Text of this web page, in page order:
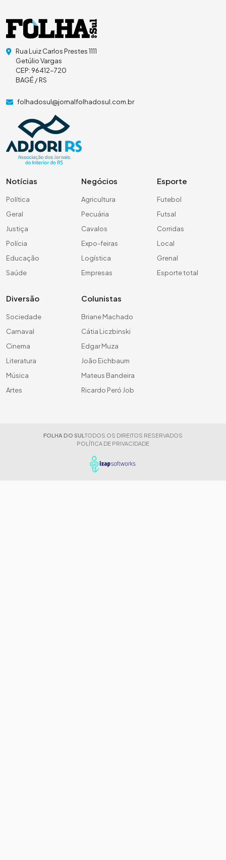
Rua Luiz Carlos Prestes 1111
Getúlio Vargas
CEP: 96412-720
BAGÉ / RS
folhadosul@jornalfolhadosul.com.br
Notícias
Política
Geral
Justiça
Polícia
Educação
Saúde
Negócios
Agricultura
Pecuária
Cavalos
Expo-feiras
Logística
Empresas
Esporte
Futebol
Futsal
Corridas
Local
Grenal
Esporte total
Diversão
Sociedade
Carnaval
Cinema
Literatura
Música
Artes
Colunistas
Briane Machado
Cátia Liczbinski
Edgar Muza
João Eichbaum
Mateus Bandeira
Ricardo Peró Job
FOLHA DO SUL TODOS OS DIREITOS RESERVADOS
POLÍTICA DE PRIVACIDADE